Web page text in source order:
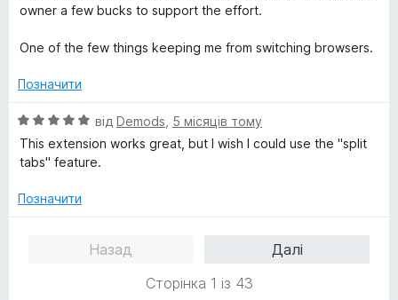
а
з
owner a few bucks to support the effort.
One of the few things keeping me from switching browsers.
Позначити
О
ц
к
від Demods 5 місяців тому
This extension works great, but I wish I could use the "split
tabs" feature.
Позначити
Назад
Далі
Сторінка 1 із 43